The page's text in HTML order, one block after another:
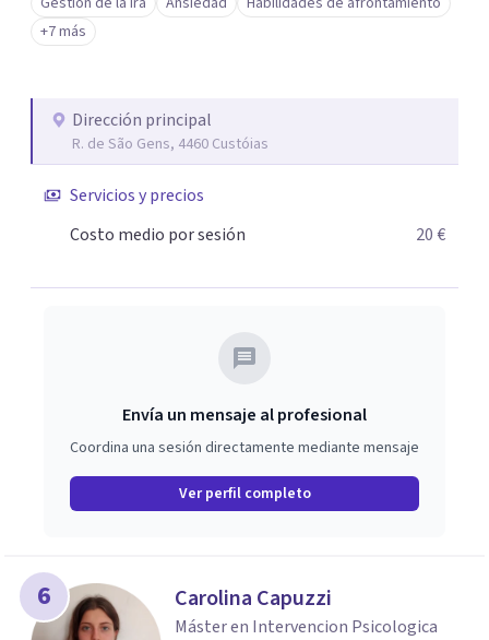
+7 más
Dirección principal
R. de São Gens, 4460 Custóias
Servicios y precios
Costo medio por sesión
20 €
Envía un mensaje al profesional
Coordina una sesión directamente mediante mensaje
Ver perfil completo
6 Carolina Capuzzi
Máster en Intervencion Psicologica